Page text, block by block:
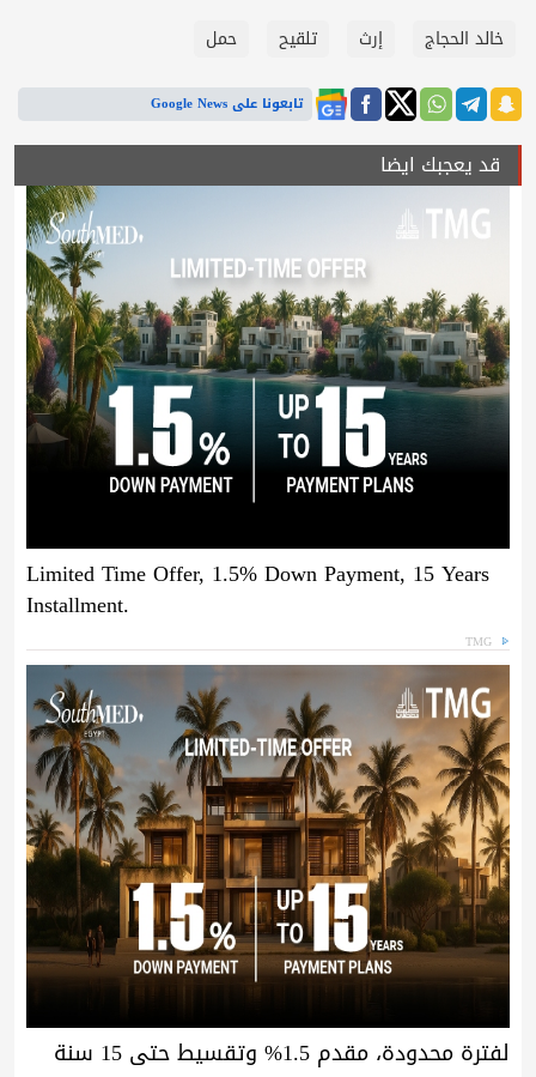
خالد الحجاج إرث تلقيح حمل
تابعونا على Google News
قد يعجبك ايضا
Limited Time Offer, 1.5% Down Payment, 15 Years
Installment.
TMG
لفترة محدودة، مقدم 1.5% وتقسيط حتى 15 سنة